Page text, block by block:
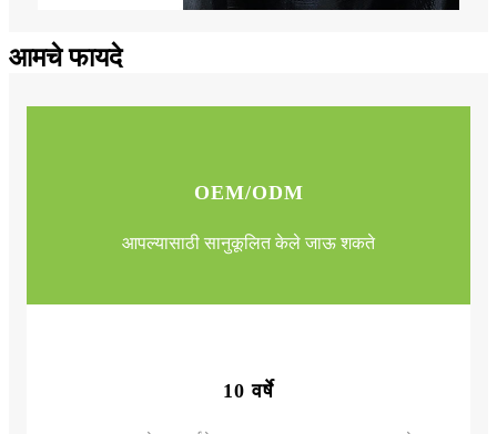
आमचे फायदे
OEM/ODM
आपल्यासाठी सानुकूलित केले जाऊ शकते
10 वर्षे